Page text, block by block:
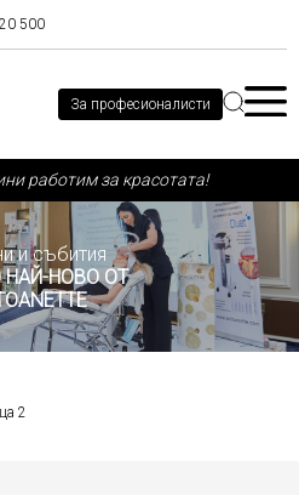
500
За професионалисти
работим за красотата!
и събития
НАЙ-НОВО ОТ
2